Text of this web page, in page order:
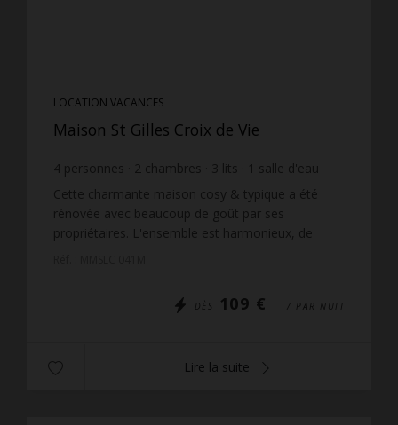
LOCATION VACANCES
Maison St Gilles Croix de Vie
4 personnes 2 chambres 3 lits 1 salle d'eau
wi-fi
Cette charmante maison cosy & typique a été
rénovée avec beaucoup de goût par ses
propriétaires. L'ensemble est harmonieux, de
DÈS 109 € / PAR NUIT
Lire la suite